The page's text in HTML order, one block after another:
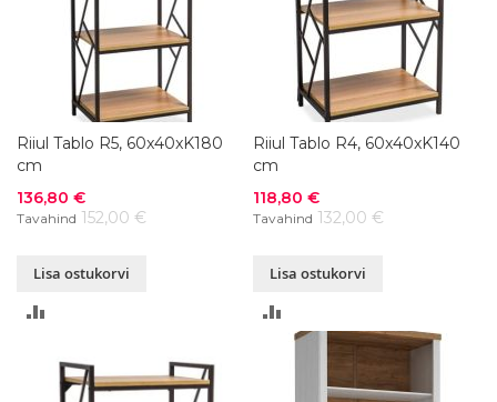
Riiul Tablo R5, 60x40xK180
cm
Soodushind
136,80 €
Tavahind 152,00 €
Lisa ostukorvi
Riiul Tablo R4, 60x40xK140
cm
Soodushind
118,80 €
Tavahind 132,00 €
Lisa ostukorvi
VÕRDLUSESSE